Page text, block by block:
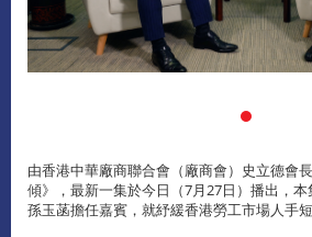
由香港中華廠商聯合會（廠商會）史立德會
傾》，最新一集於今日（7月27日）播出，
孫玉菡擔任嘉賓，就紓緩香港勞工市場人手短